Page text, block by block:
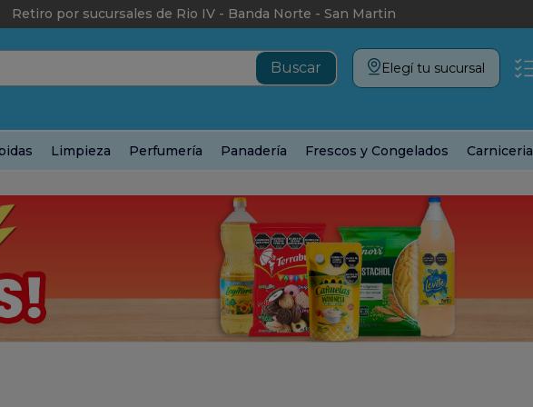
Retiro por sucursales de Rio IV - Banda Norte - San Martin
Elegí tu sucursal
Limpieza Perfumería Panadería Frescos y Congelados Carniceria